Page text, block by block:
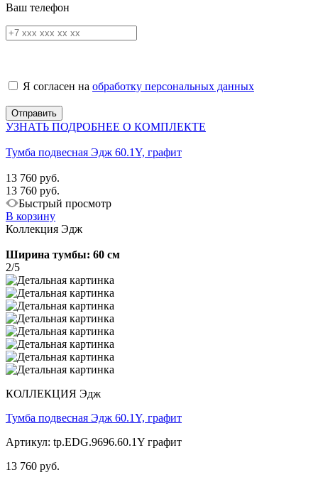
Ваш телефон
Я согласен на обработку персональных данных
УЗНАТЬ ПОДРОБНЕЕ О КОМПЛЕКТЕ
Тумба подвесная Эдж 60.1Y, графит
13 760 руб.
13 760 руб.
Быстрый просмотр
В корзину
Коллекция Эдж
Ширина тумбы: 60 см
2/5
КОЛЛЕКЦИЯ Эдж
Тумба подвесная Эдж 60.1Y, графит
Артикул: tp.EDG.9696.60.1Y графит
13 760 руб.